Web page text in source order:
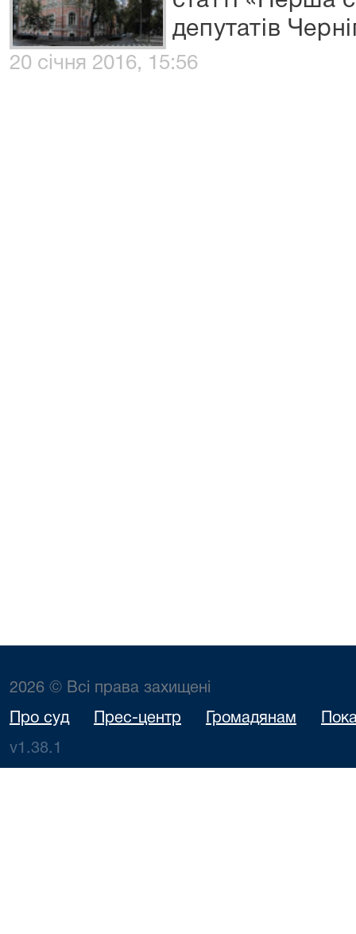
депутатів
20 січня 2016, 15:56
2026 © Всі права захищені
Про суд Прес-центр Громадянам
v1.38.1